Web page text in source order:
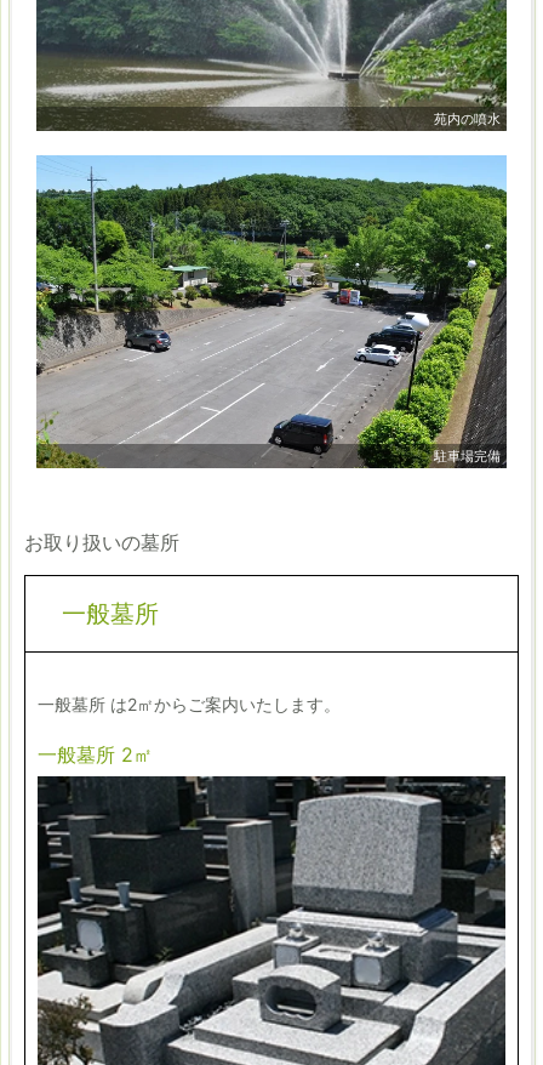
苑内の噴水
駐車場完備
お取り扱いの墓所
一般墓所
一般墓所 は2㎡からご案内いたします。
一般墓所 2㎡